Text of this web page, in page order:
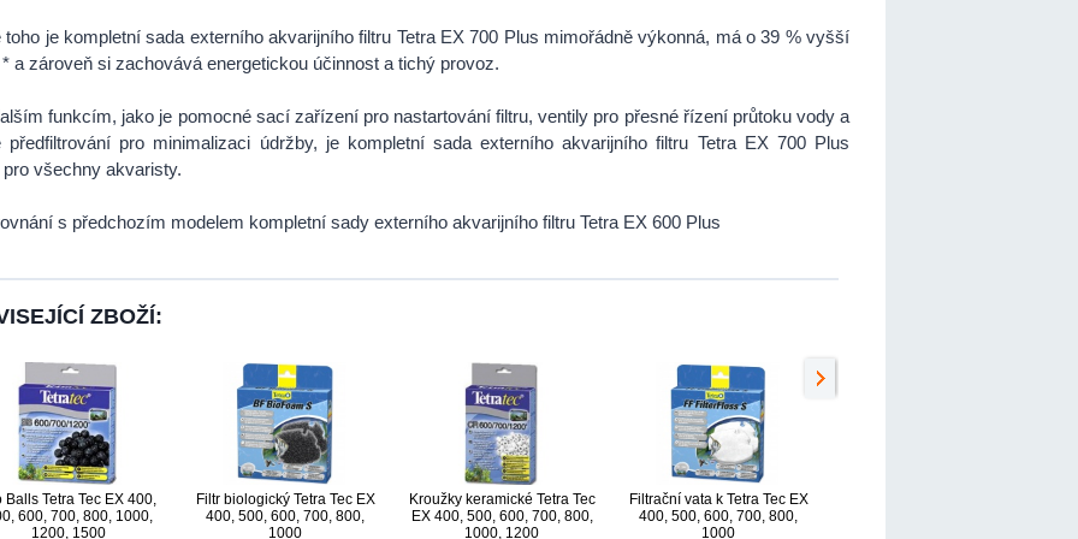
toho je kompletní sada externího akvarijního filtru Tetra EX 700 Plus mimořádně výkonná, má o 39 % vyšší
a zároveň si zachovává energetickou účinnost a tichý provoz.
funkcím, jako je pomocné sací zařízení pro nastartování filtru, ventily pro přesné řízení průtoku vody a
předfiltrování pro minimalizaci údržby, je kompletní sada externího akvarijního filtru Tetra EX 700 Plus
pro všechny akvaristy.
s předchozím modelem kompletní sady externího akvarijního filtru Tetra EX 600 Plus
ZBOŽÍ:
Balls Tetra Tec EX 400,
600, 700, 800, 1000,
1200, 1500
Filtr biologický Tetra Tec EX
400, 500, 600, 700, 800,
1000
Kroužky keramické Tetra Tec
EX 400, 500, 600, 700, 800,
1000, 1200
Filtrační vata k Tetra Tec EX
400, 500, 600, 700, 800,
1000